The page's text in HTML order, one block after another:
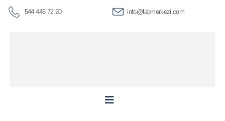
544 446 72 20 info@labmerkezi.com